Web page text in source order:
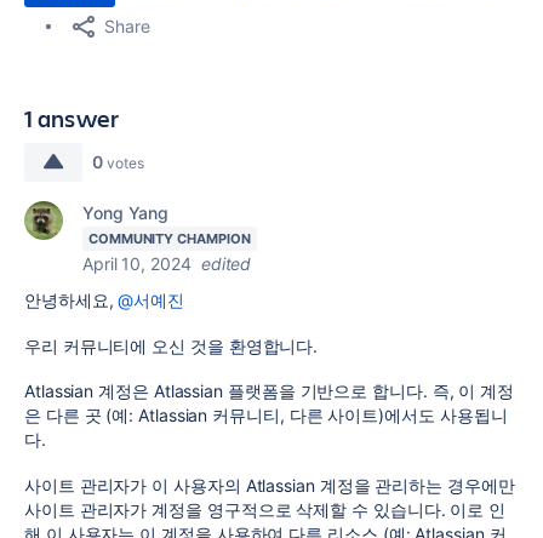
Share
1 answer
0 votes
Yong Yang
COMMUNITY CHAMPION
April 10, 2024 edited
안녕하세요,@서예진
우리 커뮤니티에 오신 것을 환영합니다.
Atlassian 계정은 Atlassian 플랫폼을 기반으로 합니다. 즉, 이 계정
은 다른 곳 (예: Atlassian 커뮤니티, 다른 사이트)에서도 사용됩니
다.
사이트 관리자가 이 사용자의 Atlassian 계정을 관리하는 경우에만
사이트 관리자가 계정을 영구적으로 삭제할 수 있습니다. 이로 인
해 이 사용자는 이 계정을 사용하여 다른 리소스 (예: Atlassian 커